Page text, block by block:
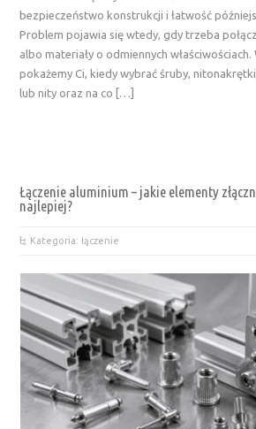
bezpieczeństwo konstrukcji i łatwość
Problem pojawia się wtedy, gdy trzeba
albo materiały o odmiennych
pokażemy Ci, kiedy wybrać śruby,
lub nity oraz na co […]
Łączenie aluminium – jakie elementy
najlepiej?
Kategoria: łączenie